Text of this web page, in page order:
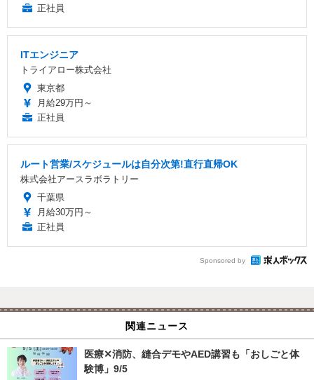
正社員
ITエンジニア
トライアロー株式会社
東京都
月給29万円～
正社員
ルート営業/スケジュールは自分次第!直行直帰OK
株式会社アースラボラトリー
千葉県
月給30万円～
正社員
Sponsored by
関連ニュース
医療✕消防、縫合デモやAED講習も「おしごと体
験博」9/5